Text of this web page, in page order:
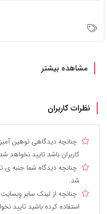
مشاهده بیشتر
نظرات کاربران
چنانچه دیدگاهی توهین آمیز
کاربران باشد تایید نخواهد شد.
چنانچه دیدگاه شما جنبه ی
چنانچه از لینک سایر وبسایت ها
استفاده کرده باشید تایید